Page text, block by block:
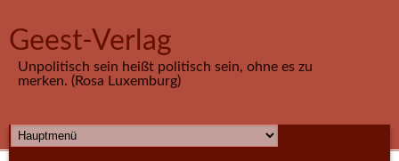
Geest-Verlag
Unpolitisch sein heißt politisch sein, ohne es zu
merken. (Rosa Luxemburg)
HAUPTMENÜ